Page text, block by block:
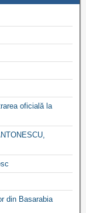
oficială la
din Basarabia